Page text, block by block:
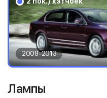
2008-2013
Лампы